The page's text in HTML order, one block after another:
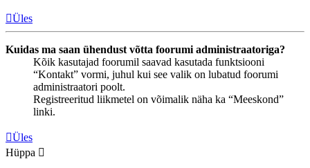
Üles
Kuidas ma saan ühendust võtta foorumi administraatoriga?
Kõik kasutajad foorumil saavad kasutada funktsiooni
“Kontakt” vormi, juhul kui see valik on lubatud foorumi
administraatori poolt.
Registreeritud liikmetel on võimalik näha ka “Meeskond”
linki.
Üles
Hüppa